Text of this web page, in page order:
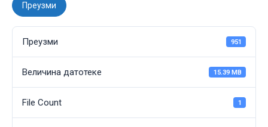
Преузми
Преузми 951
Величина датотеке 15.39 MB
File Count 1